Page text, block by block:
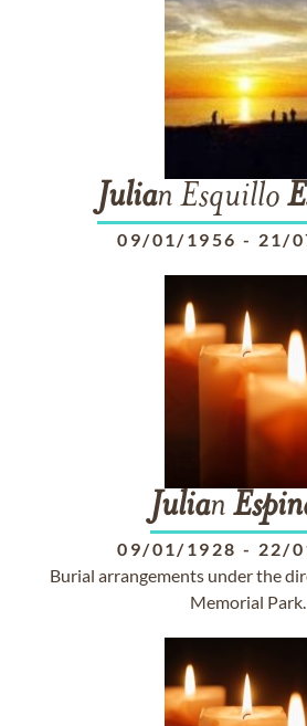
Julian Esquillo
09/01/1956 - 21/
Julian
09/01/1928 - 22/
Burial arrangements under the
Memorial Park.